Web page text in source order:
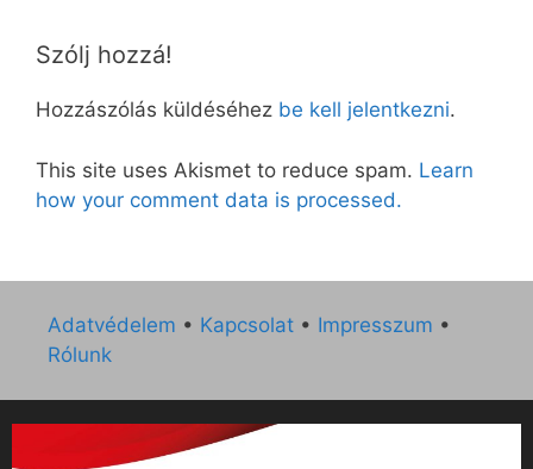
Szólj hozzá!
Hozzászólás küldéséhez be kell jelentkezni.
This site uses Akismet to reduce spam. Learn
how your comment data is processed.
Adatvédelem • Kapcsolat • Impresszum •
Rólunk